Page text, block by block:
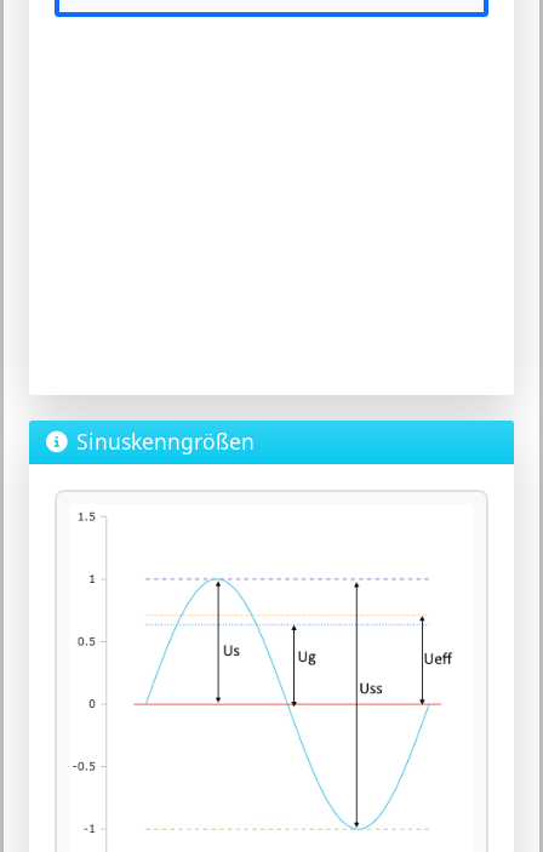
Sinuskenngrößen